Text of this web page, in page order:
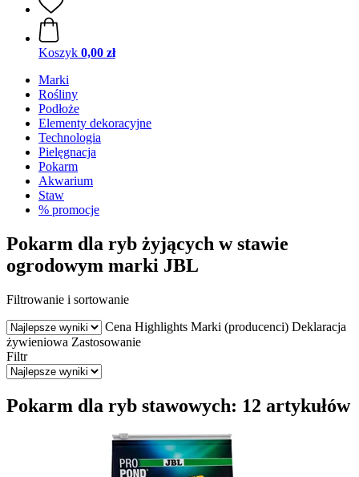
Koszyk 0,00 zł
Marki
Rośliny
Podłoże
Elementy dekoracyjne
Technologia
Pielęgnacja
Pokarm
Akwarium
Staw
% promocje
Pokarm dla ryb żyjących w stawie
ogrodowym marki JBL
Filtrowanie i sortowanie
Cena Highlights Marki (producenci) Deklaracja
żywieniowa Zastosowanie
Filtr
Pokarm dla ryb stawowych: 12 artykułów